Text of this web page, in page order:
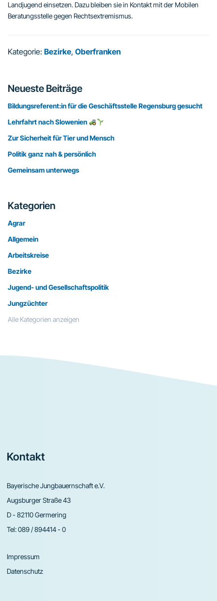
Landjugend einsetzen. Dazu bleiben sie in Kontakt mit der Mobilen
Beratungsstelle gegen Rechtsextremismus.
Kategorie: Bezirke, Oberfranken
Seitenspalte
Neueste Beiträge
Bildungsreferent:in für die Geschäftsstelle Regensburg gesucht
Lehrfahrt nach Slowenien
Zur Sicherheit für Tier und Mensch
Politik ganz nah & persönlich
Gemeinsam unterwegs
Kategorien
Agrar
Allgemein
Arbeitskreise
Bezirke
Jugend- und Gesellschaftspolitik
Jungzüchter
Alle Kategorien anzeigen
Footer
Kontakt
Bayerische Jungbauernschaft e.V.
Augsburger Straße 43
D - 82110 Germering
Tel:089 / 894414 - 0
Impressum
Datenschutz